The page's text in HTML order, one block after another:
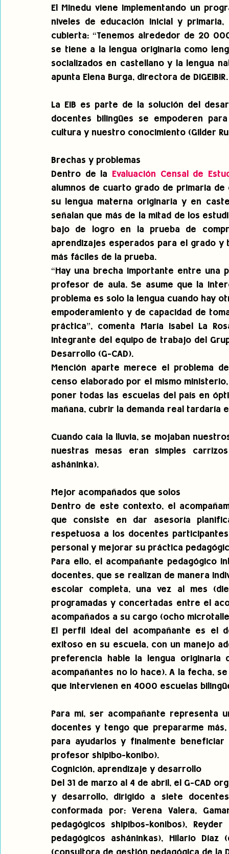
El Minedu viene implementando un
niveles de educación inicial y
cubierta: “Tenemos alrededor de 20
se tiene a la lengua originaria como
socializados en castellano y la lengua
apunta Elena Burga, directora de DIGEIBIR.
La EIB es parte de la solución del
docentes bilingües se empoderen
cultura y nuestro conocimiento (Gilder
Brechas y problemas
Dentro de la Evaluación Censal de
alumnos de cuarto grado de primaria
su lengua materna originaria y en
señalan que más de la mitad de los
bajo de logro en la prueba de
aprendizajes esperados para el grado
más fáciles de la prueba.
“Hay una brecha importante entre una
profesor de aula. Se asume que la
problema es solo la lengua cuando hay
empoderamiento y de capacidad de
práctica”, comenta María Isabel La
integrante del equipo de trabajo del
Desarrollo (G-CAD).
Mención aparte merece el problema
censo elaborado por el mismo
poner todas las escuelas del país en
mañana, cubrir la demanda real tardaría
Cuando caía la lluvia, se mojaban
nuestras mesas eran simples
asháninka).
Mejor acompañados que solos
Dentro de este contexto, el
que consiste en dar asesoría
respetuosa a los docentes
personal y mejorar su práctica
Para ello, el acompañante pedagógico
docentes, que se realizan de manera
escolar completa, una vez al mes
programadas y concertadas entre el
acompañados a su cargo (ocho
El perfil ideal del acompañante es el
exitoso en su escuela, con un manejo
preferencia hable la lengua originaria
acompañantes no lo hace). A la fecha,
que intervienen en 4000 escuelas
Para mí, ser acompañante
docentes y tengo que prepararme
para ayudarlos y finalmente beneficiar
profesor shipibo-konibo).
Cognición, aprendizaje y desarrollo
Del 31 de marzo al 4 de abril, el G-CAD
y desarrollo, dirigido a siete
conformada por: Verena Valera,
pedagógicos shipibos-konibos),
pedagógicos asháninkas), Hilario